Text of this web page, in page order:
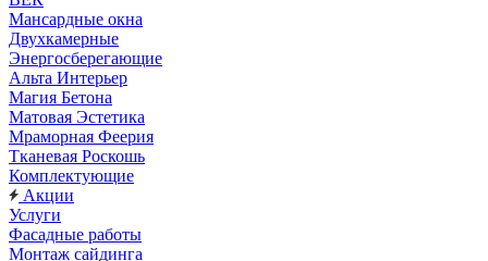
Мансардные окна
Двухкамерные
Энергосберегающие
Альта Интерьер
Магия Бетона
Матовая Эстетика
Мраморная Феерия
Тканевая Роскошь
Комплектующие
Акции
Услуги
Фасадные работы
Монтаж сайдинга